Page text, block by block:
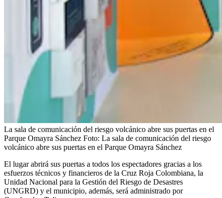
La sala de comunicación del riesgo volcánico abre sus puertas en el
Parque Omayra Sánchez Foto: La sala de comunicación del riesgo
volcánico abre sus puertas en el Parque Omayra Sánchez
El lugar abrirá sus puertas a todos los espectadores gracias a los
esfuerzos técnicos y financieros de la Cruz Roja Colombiana, la
Unidad Nacional para la Gestión del Riesgo de Desastres
(UNGRD) y el municipio, además, será administrado por